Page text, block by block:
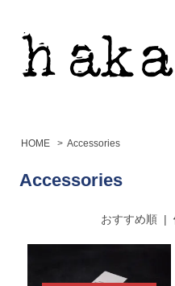
HOME > Accessories
Accessories
おすすめ順|